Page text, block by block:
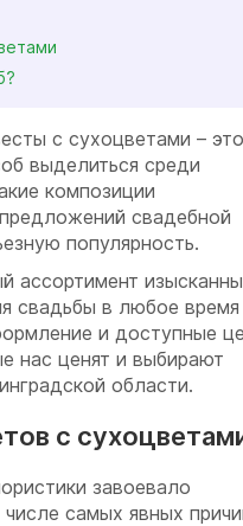
с сухоцветами – это
выделиться среди
композиции
свадебной
популярность.
ассортимент
свадьбы в любое время
и доступные
нас ценят и выбирают
области.
с
завоевало
самых явных